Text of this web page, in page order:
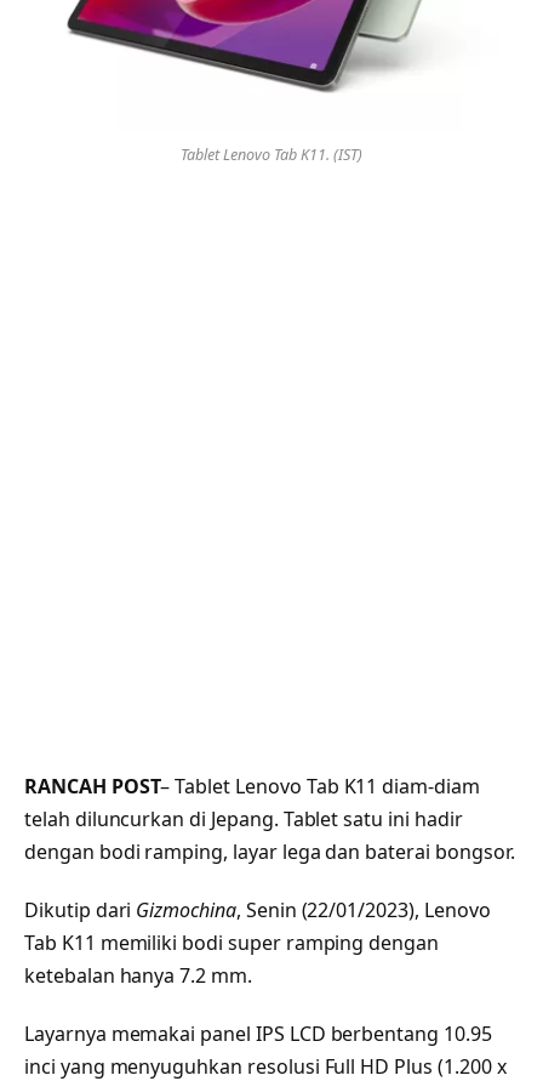
Tablet Lenovo Tab K11. (IST)
RANCAH POST– Tablet Lenovo Tab K11 diam-diam
telah diluncurkan di Jepang. Tablet satu ini hadir
dengan bodi ramping, layar lega dan baterai bongsor.
Dikutip dari Gizmochina, Senin (22/01/2023), Lenovo
Tab K11 memiliki bodi super ramping dengan
ketebalan hanya 7.2 mm.
Layarnya memakai panel IPS LCD berbentang 10.95
inci yang menyuguhkan resolusi Full HD Plus (1.200 x